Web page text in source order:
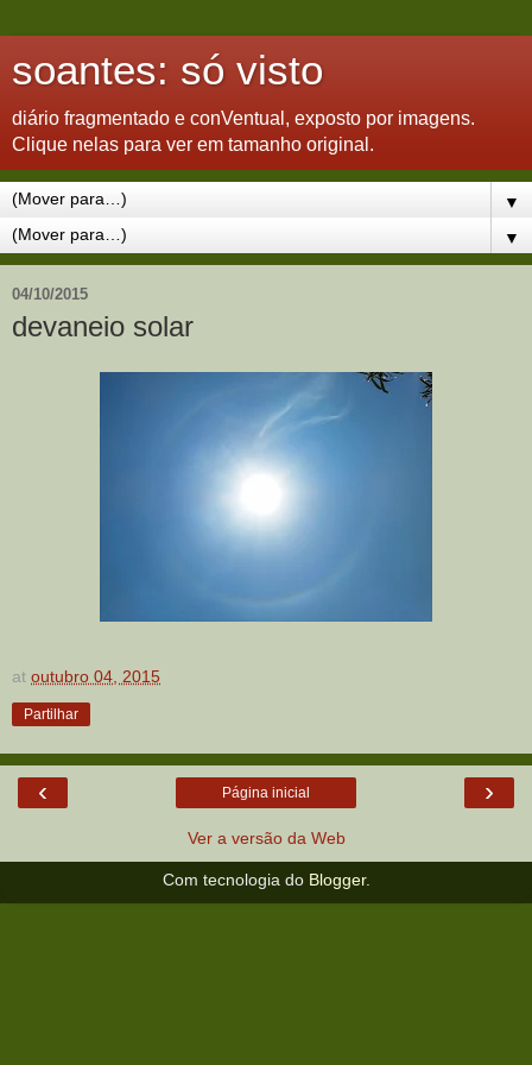
soantes: só visto
diário fragmentado e conVentual, exposto por imagens.
Clique nelas para ver em tamanho original.
▼
▼
04/10/2015
devaneio solar
at outubro 04, 2015
Partilhar
‹ ›
Página inicial
Ver a versão da Web
Com tecnologia do Blogger.